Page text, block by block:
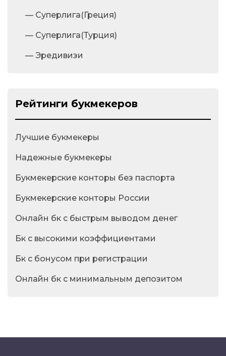
— Суперлига(Греция)
— Суперлига(Турция)
— Эредивизи
Рейтинги букмекеров
Лучшие букмекеры
Надежные букмекеры
Букмекерские конторы без паспорта
Букмекерские конторы России
Онлайн бк с быстрым выводом денег
Бк с высокими коэффициентами
Бк с бонусом при регистрации
Онлайн бк с минимальным депозитом